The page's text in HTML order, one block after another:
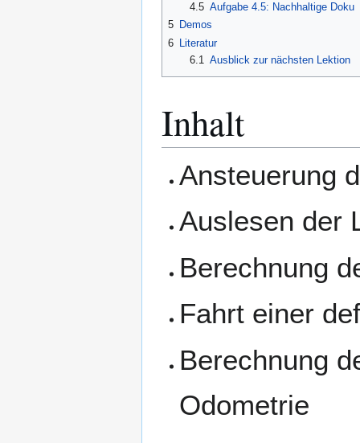
4.5 Aufgabe 4.5: Nachhaltige Doku
5 Demos
6 Literatur
6.1 Ausblick zur nächsten Lektion
Inhalt
Ansteuerung
Auslesen der
Berechnung
Fahrt einer
Berechnung
Odometrie